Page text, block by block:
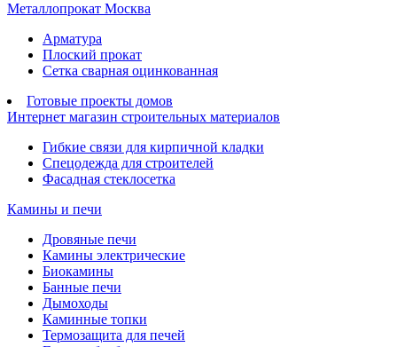
Металлопрокат Москва
Арматура
Плоский прокат
Сетка сварная оцинкованная
Готовые проекты домов
Интернет магазин строительных материалов
Гибкие связи для кирпичной кладки
Спецодежда для строителей
Фасадная стеклосетка
Камины и печи
Дровяные печи
Камины электрические
Биокамины
Банные печи
Дымоходы
Каминные топки
Термозащита для печей